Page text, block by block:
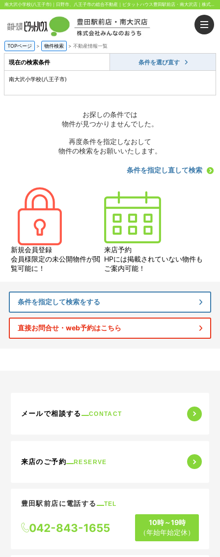
南大沢小学校(八王子市)｜日野市、八王子市の総合不動産｜ピタットハウス豊田駅前店・南大沢店｜株式会社みんなのおうち
TOPページ > 物件検索 > 不動産情報一覧
現在の検索条件 条件を選び直す
南大沢小学校(八王子市)
お探しの条件では
物件が見つかりませんでした。
再度条件を指定しなおして
物件の検索をお願いいたします。
条件を指定し直して検索
新規会員登録
会員様限定の未公開物件が閲
覧可能に！
来店予約
HPには掲載されていない物件も
ご案内可能！
条件を指定して検索をする
直接お問合せ・web予約はこちら
メールで相談する CONTACT
来店のご予約 RESERVE
豊田駅前店に電話する TEL
042-843-1655
10時～19時
（年始年始定休）